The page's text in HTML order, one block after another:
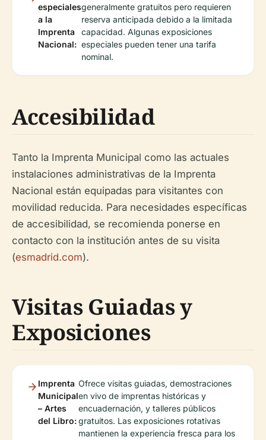
especiales
a la
Imprenta
Nacional:
generalmente gratuitos pero requieren
reserva anticipada debido a la limitada
capacidad. Algunas exposiciones
especiales pueden tener una tarifa
nominal.
Accesibilidad
Tanto la Imprenta Municipal como las actuales
instalaciones administrativas de la Imprenta
Nacional están equipadas para visitantes con
movilidad reducida. Para necesidades específicas
de accesibilidad, se recomienda ponerse en
contacto con la institución antes de su visita
(esmadrid.com).
Visitas Guiadas y
Exposiciones
Imprenta
Municipal
– Artes
del Libro:
Ofrece visitas guiadas, demostraciones
en vivo de imprentas históricas y
encuadernación, y talleres públicos
gratuitos. Las exposiciones rotativas
mantienen la experiencia fresca para los